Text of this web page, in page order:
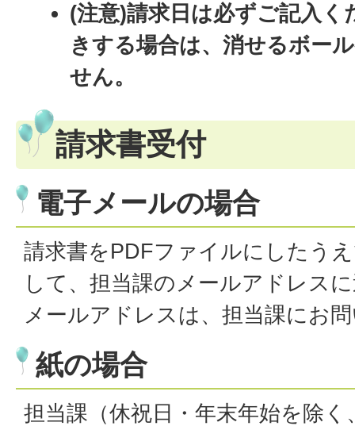
(注意)請求日は必ずご記入く
きする場合は、消せるボー
せん。
請求書受付
電子メールの場合
請求書をPDFファイルにしたう
して、担当課のメールアドレス
メールアドレスは、担当課にお
紙の場合
担当課（休祝日・年末年始を除